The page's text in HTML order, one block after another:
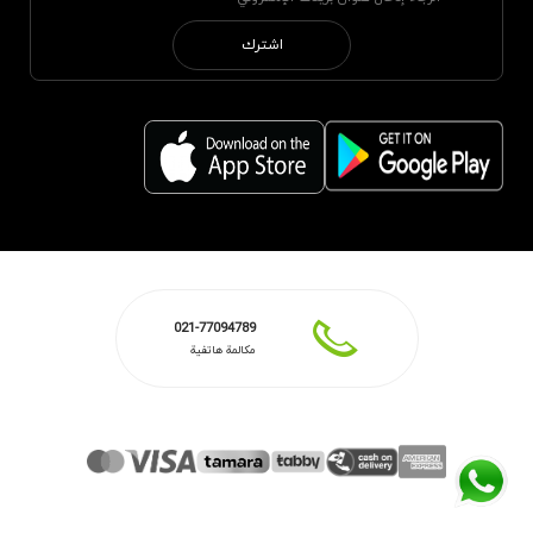
اشترك
021-77094789
مكالمة هاتفية